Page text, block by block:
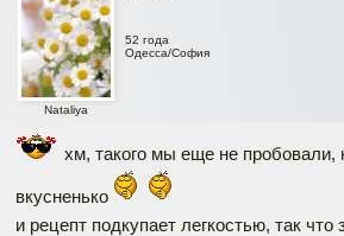
Nataliya
52 года
Одесса/София
хм, такого мы еще не пробовали,
вкусненько
и рецепт подкупает легкостью, так что